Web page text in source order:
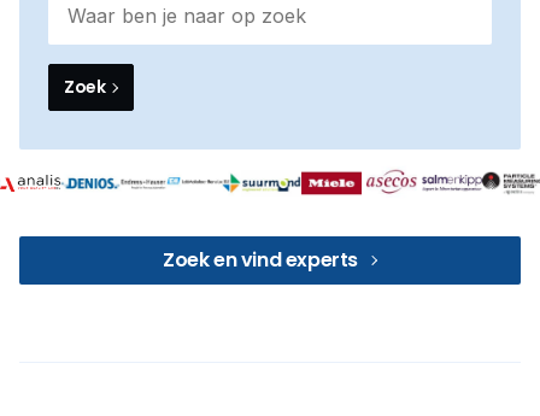
Zoek
Zoek en vind experts